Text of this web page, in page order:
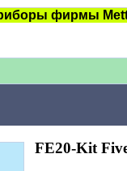
фирмы
FE20-Kit